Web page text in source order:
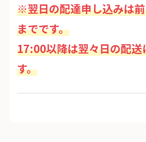
※翌日の配達申し込みは
までです。
17:00以降は翌々日の配送
す。